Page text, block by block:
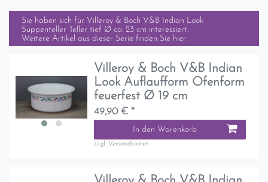
Sie haben sich für Villeroy & Boch V&B Indian Look
Suppenteller Teller tief Ø ca. 23 cm interessiert.
Weitere Artikel aus dieser Serie finden Sie hier:
Villeroy & Boch V&B Indian
Look Auflaufform Ofenform
feuerfest Ø 19 cm
49,90 € *
In den Warenkorb
zzgl. Versandkosten